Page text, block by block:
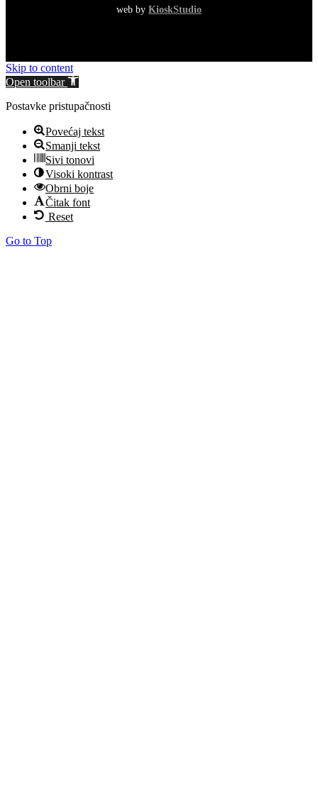
web by KioskStudio
Skip to content
Open toolbar
Postavke pristupačnosti
Povećaj tekst
Smanji tekst
Sivi tonovi
Visoki kontrast
Obrni boje
Čitak font
Reset
Go to Top